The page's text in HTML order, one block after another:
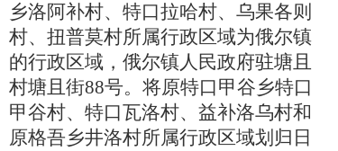
乡洛阿补村、特口拉哈村、乌果各则
村、扭普莫村所属行政区域为俄尔镇
的行政区域，俄尔镇人民政府驻塘且
村塘且街88号。将原特口甲谷乡特口
甲谷村、特口瓦洛村、益补洛乌村和
原格吾乡井洛村所属行政区域划归日